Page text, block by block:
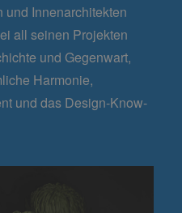
Innenarchitekten
all seinen Projekten
und Gegenwart,
Harmonie,
und das Design-Know-